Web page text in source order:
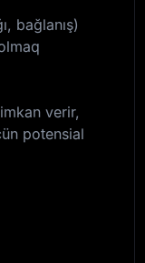
bağlanış)
verir,
potensial